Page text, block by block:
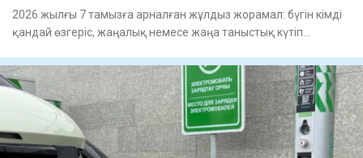
2026 жылғы 7 тамызға арналған жұлдыз жорамал: бүгін кімді
қандай өзгеріс, жаңалық немесе жаңа таныстық күтіп